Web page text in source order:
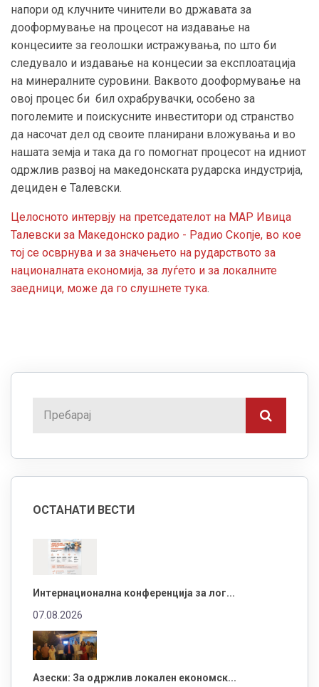
напори од клучните чинители во државата за
дооформување на процесот на издавање на
концесиите за геолошки истражувања, по што би
следувало и издавање на концесии за експлоатација
на минералните суровини. Ваквото дооформување на
овој процес би бил охрабрувачки, особено за
поголемите и поискусните инвеститори од странство
да насочат дел од своите планирани вложувања и во
нашата земја и така да го помогнат процесот на идниот
одржлив развој на македонската рударска индустрија,
дециден е Талевски.
Целосното интервју на претседателот на МАР Ивица
Талевски за Македонско радио - Радио Скопје, во кое
тој се осврнува и за значењето на рударството за
националната економија, за луѓето и за локалните
заедници, може да го слушнете тука.
ОСТАНАТИ ВЕСТИ
Интернационална конференција за лог...
07.08.2026
Азески: За одржлив локален економск...